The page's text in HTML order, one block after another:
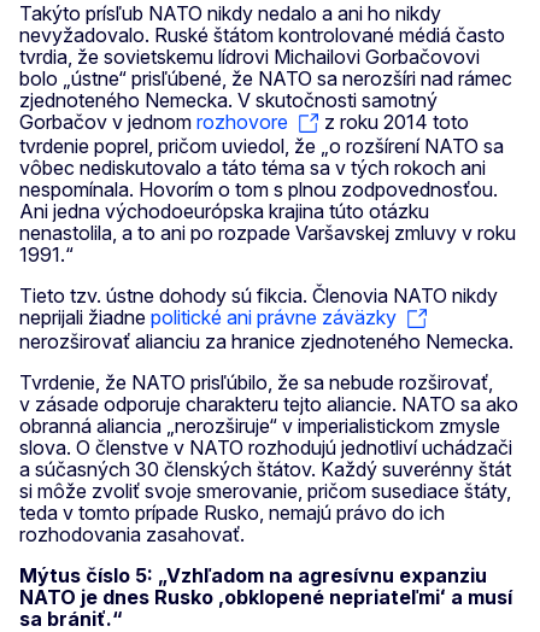
Takýto prísľub NATO nikdy nedalo a ani ho nikdy
nevyžadovalo. Ruské štátom kontrolované médiá často
tvrdia, že sovietskemu lídrovi Michailovi Gorbačovovi
bolo „ústne“ prisľúbené, že NATO sa nerozšíri nad rámec
zjednoteného Nemecka. V skutočnosti samotný
Gorbačov v jednom rozhovore
z roku 2014 toto
tvrdenie poprel, pričom uviedol, že „o rozšírení NATO sa
vôbec nediskutovalo a táto téma sa v tých rokoch ani
nespomínala. Hovorím o tom s plnou zodpovednosťou.
Ani jedna východoeurópska krajina túto otázku
nenastolila, a to ani po rozpade Varšavskej zmluvy v roku
1991.“
Tieto tzv. ústne dohody sú fikcia. Členovia NATO nikdy
neprijali žiadne politické ani právne záväzky
nerozširovať alianciu za hranice zjednoteného Nemecka.
Tvrdenie, že NATO prisľúbilo, že sa nebude rozširovať,
v zásade odporuje charakteru tejto aliancie. NATO sa ako
obranná aliancia „nerozširuje“ v imperialistickom zmysle
slova. O členstve v NATO rozhodujú jednotliví uchádzači
a súčasných 30 členských štátov. Každý suverénny štát
si môže zvoliť svoje smerovanie, pričom susediace štáty,
teda v tomto prípade Rusko, nemajú právo do ich
rozhodovania zasahovať.
Mýtus číslo 5: „Vzhľadom na agresívnu expanziu
NATO je dnes Rusko ,obklopené nepriateľmiʻ a musí
sa brániť.“